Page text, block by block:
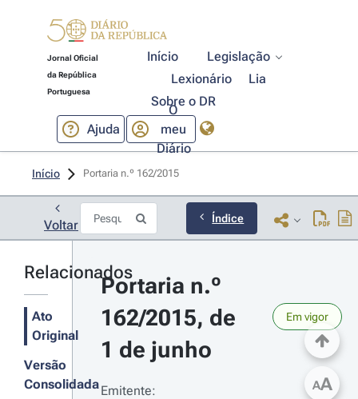
Jornal Oficial
da República
Portuguesa
Início
Legislação
Lexionário
Lia
Sobre o DR
Ajuda
O
meu
Diário
Início Portaria n.º 162/2015
Voltar Índice
Relacionados
Ato
Original
Versão
Consolidada
Portaria n.º
162/2015, de
1 de junho
Em vigor
Emitente:
AA